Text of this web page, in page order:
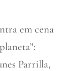
em cena
Parrilla,